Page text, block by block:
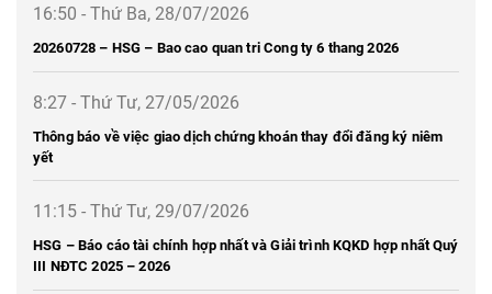
16:50 - Thứ Ba, 28/07/2026
20260728 – HSG – Bao cao quan tri Cong ty 6 thang 2026
8:27 - Thứ Tư, 27/05/2026
Thông báo về việc giao dịch chứng khoán thay đổi đăng ký niêm
yết
11:15 - Thứ Tư, 29/07/2026
HSG – Báo cáo tài chính hợp nhất và Giải trình KQKD hợp nhất Quý
III NĐTC 2025 – 2026